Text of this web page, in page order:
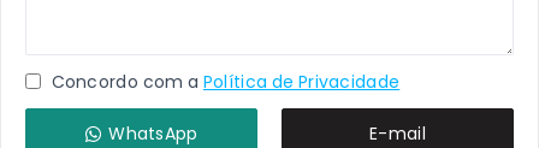
Concordo com a Política de Privacidade
WhatsApp E-mail